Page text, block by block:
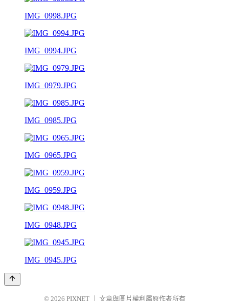
IMG_0998.JPG
IMG_0994.JPG
IMG_0979.JPG
IMG_0985.JPG
IMG_0965.JPG
IMG_0959.JPG
IMG_0948.JPG
IMG_0945.JPG
© 2026 PIXNET 文章與圖片權利屬原作者所有